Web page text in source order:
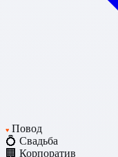
♥ Повод
💍 Свадьба
🏢 Корпоратив